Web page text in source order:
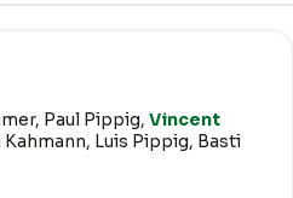
Paul Pippig,Vincent
Kahmann, Luis Pippig, Basti